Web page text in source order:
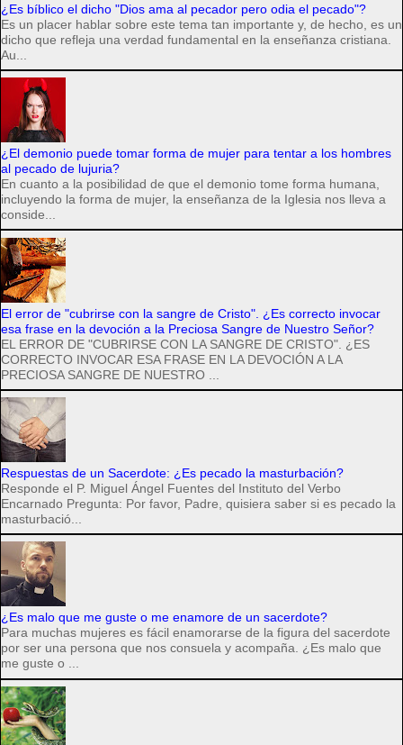
¿Es bíblico el dicho "Dios ama al pecador pero odia el pecado"?
Es un placer hablar sobre este tema tan importante y, de hecho, es un
dicho que refleja una verdad fundamental en la enseñanza cristiana.
Au...
¿El demonio puede tomar forma de mujer para tentar a los hombres
al pecado de lujuria?
En cuanto a la posibilidad de que el demonio tome forma humana,
incluyendo la forma de mujer, la enseñanza de la Iglesia nos lleva a
conside...
El error de "cubrirse con la sangre de Cristo". ¿Es correcto invocar
esa frase en la devoción a la Preciosa Sangre de Nuestro Señor?
EL ERROR DE "CUBRIRSE CON LA SANGRE DE CRISTO". ¿ES
CORRECTO INVOCAR ESA FRASE EN LA DEVOCIÓN A LA
PRECIOSA SANGRE DE NUESTRO ...
Respuestas de un Sacerdote: ¿Es pecado la masturbación?
Responde el P. Miguel Ángel Fuentes del Instituto del Verbo
Encarnado Pregunta: Por favor, Padre, quisiera saber si es pecado la
masturbació...
¿Es malo que me guste o me enamore de un sacerdote?
Para muchas mujeres es fácil enamorarse de la figura del sacerdote
por ser una persona que nos consuela y acompaña. ¿Es malo que
me guste o ...